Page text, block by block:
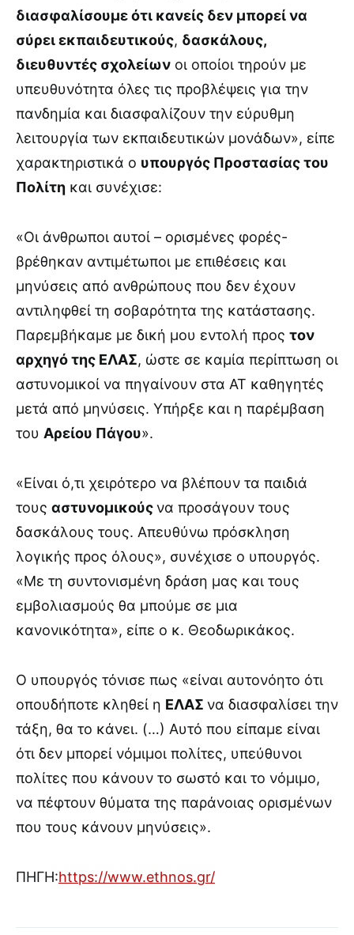
διασφαλίσουμε ότι κανείς δεν μπορεί να
σύρει εκπαιδευτικούς, δασκάλους,
διευθυντές σχολείων οι οποίοι τηρούν με
υπευθυνότητα όλες τις προβλέψεις για την
πανδημία και διασφαλίζουν την εύρυθμη
λειτουργία των εκπαιδευτικών μονάδων», είπε
χαρακτηριστικά ο υπουργός Προστασίας του
Πολίτη και συνέχισε:
«Οι άνθρωποι αυτοί – ορισμένες φορές-
βρέθηκαν αντιμέτωποι με επιθέσεις και
μηνύσεις από ανθρώπους που δεν έχουν
αντιληφθεί τη σοβαρότητα της κατάστασης.
Παρεμβήκαμε με δική μου εντολή προς τον
αρχηγό της ΕΛΑΣ, ώστε σε καμία περίπτωση οι
αστυνομικοί να πηγαίνουν στα ΑΤ καθηγητές
μετά από μηνύσεις. Υπήρξε και η παρέμβαση
του Αρείου Πάγου».
«Είναι ό,τι χειρότερο να βλέπουν τα παιδιά
τους αστυνομικούςνα προσάγουν τους
δασκάλους τους. Απευθύνω πρόσκληση
λογικής προς όλους», συνέχισε ο υπουργός.
«Με τη συντονισμένη δράση μας και τους
εμβολιασμούς θα μπούμε σε μια
κανονικότητα», είπε ο κ. Θεοδωρικάκος.
Ο υπουργός τόνισε πως «είναι αυτονόητο ότι
οπουδήποτε κληθεί η ΕΛΑΣ να διασφαλίσει την
τάξη, θα το κάνει. (…) Αυτό που είπαμε είναι
ότι δεν μπορεί νόμιμοι πολίτες, υπεύθυνοι
πολίτες που κάνουν το σωστό και το νόμιμο,
να πέφτουν θύματα της παράνοιας ορισμένων
που τους κάνουν μηνύσεις».
ΠΗΓΗ:https://www.ethnos.gr/